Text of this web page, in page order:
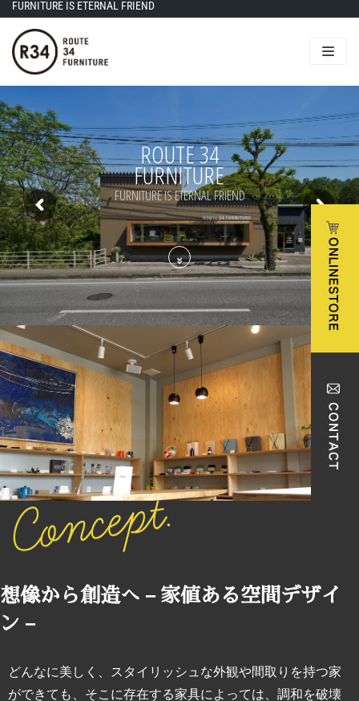
コ
ン
テ
ン
に
ス
キ
ッ
プ
FURNITURE IS ETERNAL FRIEND
ROUTE34
FURNITURE
FURNITURE IS ETERNAL FRIEND
コンセプト
想像から創造へ－家値ある空間デザイ
ン－
どんなに美しく、スタイリッシュな外観や間取りを持つ家
ができても、そこに存在する家具によっては、調和を破壊